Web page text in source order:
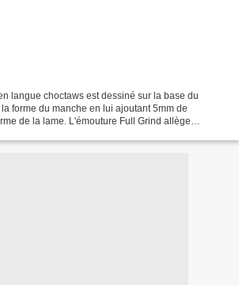
langue choctaws est dessiné sur la base du
forme du manche en lui ajoutant 5mm de
de la lame. L'émouture Full Grind allège